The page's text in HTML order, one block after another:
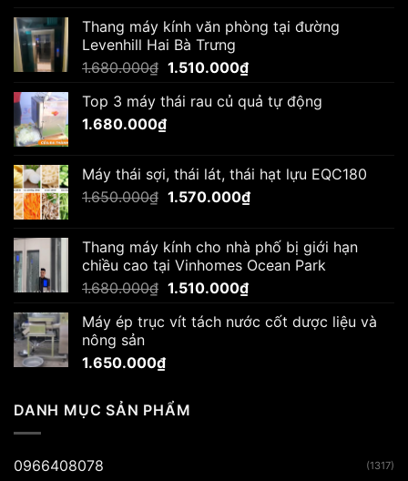
Thang máy kính văn phòng tại đường
Levenhill Hai Bà Trưng
1.680.000₫ Giá
là:
1.680.000₫.
1.510.000₫Giá
tại
Top 3 máy thái rau củ quả tự động
1.680.000₫
Máy thái sợi, thái lát, thái hạt lựu EQC180
1.650.000₫ Giá
1.650.000₫.
1.570.000₫Giá
là:
1.570.000₫.
Thang máy kính cho nhà phố bị giới hạn
chiều cao tại Vinhomes Ocean Park
1.680.000₫ Giá
là:
1.510.000₫Giá
tại
Máy ép trục vít tách nước cốt dược liệu và
nông sản
1.650.000₫
DANH MỤC SẢN PHẨM
0966408078 (1317)